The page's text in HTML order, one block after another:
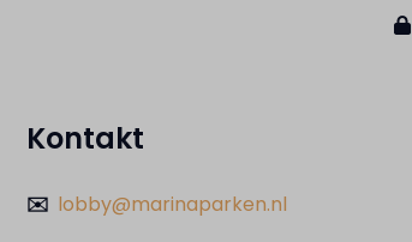
Kontakt
✉️ lobby@marinaparken.nl